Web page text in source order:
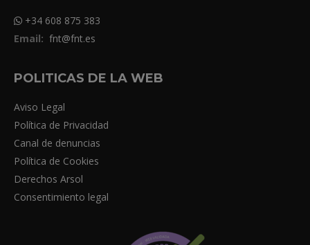
+34 608 875 383
Email: fnt@fnt.es
POLITICAS DE LA WEB
Aviso Legal
Política de Privacidad
Canal de denuncias
Política de Cookies
Derechos Arsol
Consentimiento legal